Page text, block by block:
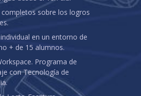
sobre los logros
en un entorno de
+ de 15 alumnos.
Programa de
con Tecnología de